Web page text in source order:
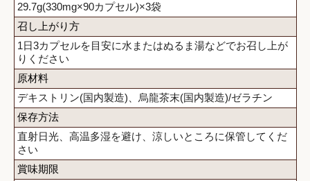
29.7g(330mg×90カプセル)×3袋
召し上がり方
1日3カプセルを目安に水またはぬるま湯などでお召し上が
りください
原材料
デキストリン(国内製造)、烏龍茶末(国内製造)/ゼラチン
保存方法
直射日光、高温多湿を避け、涼しいところに保管してくだ
さい
賞味期限